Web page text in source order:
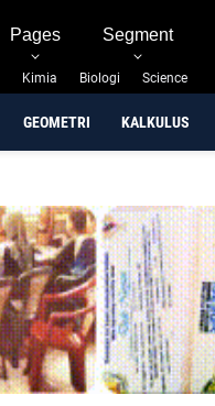
Pages Segment
Kimia Biologi Science
GEOMETRI KALKULUS